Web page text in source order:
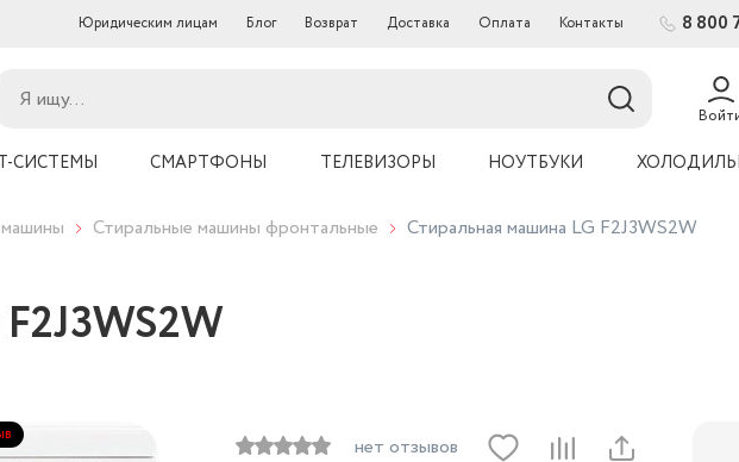
Юридическим лицам Блог Возврат Доставка Оплата Контакты 8 800
СИСТЕМЫ СМАРТФОНЫ ТЕЛЕВИЗОРЫ НОУТБУКИ
Стиральные машины фронтальные Стиральная машина LG F2J3WS2W
нет отзывов